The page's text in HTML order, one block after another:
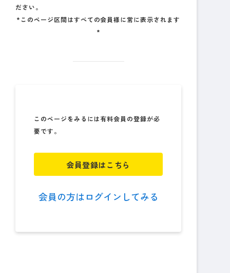
ださい。
*このページ区間はすべての会員様に常に表示されます
*
このページをみるには有料会員の登録が必
要です。
会員登録はこちら
会員の方はログインしてみる